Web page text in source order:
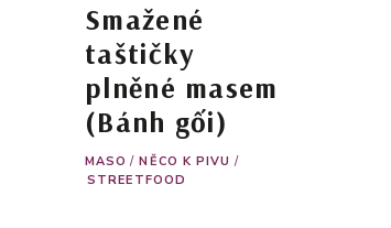
Smažené
taštičky
plněné masem
(Bánh gối)
MASO / NĚCO K PIVU /
STREETFOOD